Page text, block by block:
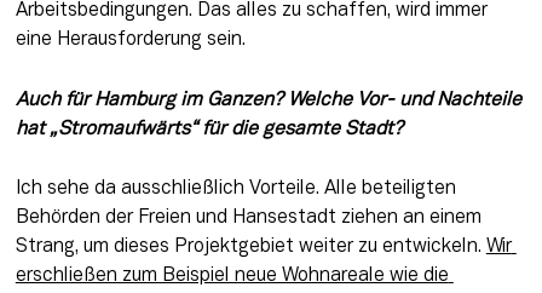
Arbeitsbedingungen. Das alles zu schaffen, wird immer
eine Herausforderung sein.
Auch für Hamburg im Ganzen? Welche Vor- und Nachteile
hat „Stromaufwärts“ für die gesamte Stadt?
Ich sehe da ausschließlich Vorteile. Alle beteiligten
Behörden der Freien und Hansestadt ziehen an einem
Strang, um dieses Projektgebiet weiter zu entwickeln. Wir
erschließen zum Beispiel neue Wohnareale wie die